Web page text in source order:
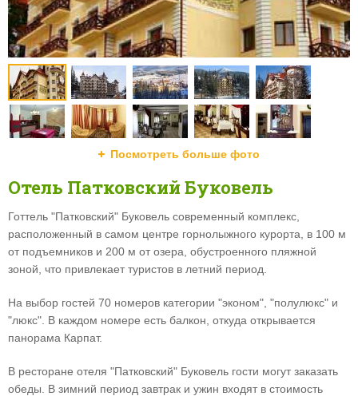
Посмотреть больше фото
Отель Патковский Буковель
Готтель "Патковский" Буковель современный комплекс,
расположенный в самом центре горнолыжного курорта, в 100 м
от подъемников и 200 м от озера, обустроенного пляжной
зоной, что привлекает туристов в летний период.
На выбор гостей 70 номеров категории "эконом", "полулюкс" и
"люкс". В каждом номере есть балкон, откуда открывается
панорама Карпат.
В ресторане отеля "Патковский" Буковель гости могут заказать
обеды. В зимний период завтрак и ужин входят в стоимость